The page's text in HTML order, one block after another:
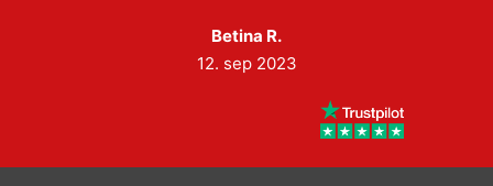
Betina R.
12. sep 2023